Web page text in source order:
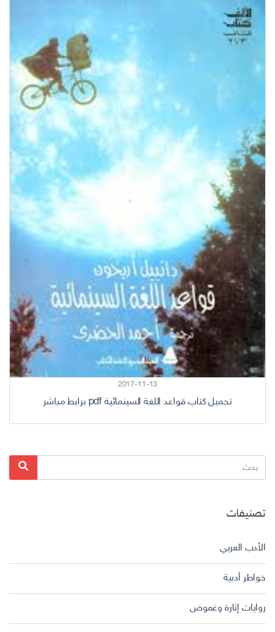
2017-11-13
تحميل كتاب قواعد اللغة السينمائية pdf برابط مباشر
البحث
عن:
بحث
تصنيفات
الأدب العربي
خواطر أدبية
روايات إثارة وغموض